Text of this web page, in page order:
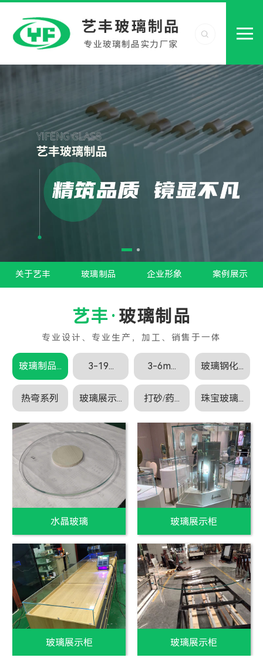
关于艺丰 玻璃制品 企业形象 案例展示
玻璃制品
玻璃制品... 3-19... 3-6m... 玻璃钢化...
热弯系列 玻璃展示... 打砂/药... 珠宝玻璃...
白玻璃 白玻璃加工
白玻璃制作 白玻璃销售